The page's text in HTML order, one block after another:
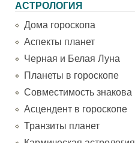
АСТРОЛОГИЯ
Дома гороскопа
Аспекты планет
Черная и Белая Луна
Планеты в гороскопе
Совместимость знакова
Асцендент в гороскопе
Транзиты планет